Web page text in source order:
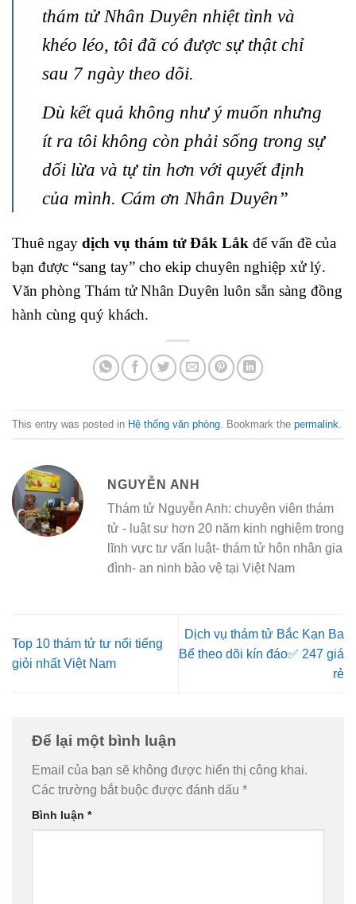
thám tử Nhân Duyên nhiệt tình và
khéo léo, tôi đã có được sự thật chỉ
sau 7 ngày theo dõi.
Dù kết quả không như ý muốn nhưng
ít ra tôi không còn phải sống trong sự
dối lừa và tự tin hơn với quyết định
của mình. Cám ơn Nhân Duyên”
Thuê ngay dịch vụ thám tử Đắk Lắk để vấn đề của
bạn được “sang tay” cho ekip chuyên nghiệp xử lý.
Văn phòng Thám tử Nhân Duyên luôn sẵn sàng đồng
hành cùng quý khách.
This entry was posted in Hệ thống văn phòng . Bookmark the permalink
NGUYỄN ANH
Thám tử Nguyễn Anh: chuyên viên thám
tử - luật sư hơn 20 năm kinh nghiệm trong
lĩnh vực tư vấn luật- thám tử hôn nhân gia
đình- an ninh bảo vệ tại Việt Nam
Top 10 thám tử tư nổi tiếng
giỏi nhất Việt Nam
Dịch vụ thám tử Bắc Kạn Ba
Bể theo dõi kín đáo✅ 247 giá
rẻ
Để lại một bình luận
Email của bạn sẽ không được hiển thị công khai.
Các trường bắt buộc được đánh dấu *
Bình luận *